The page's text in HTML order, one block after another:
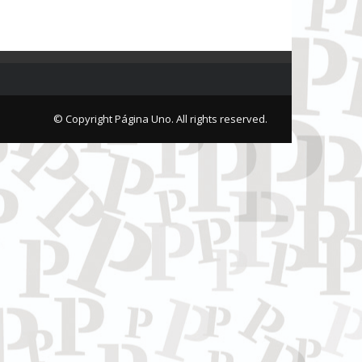
© Copyright Página Uno. All rights reserved.